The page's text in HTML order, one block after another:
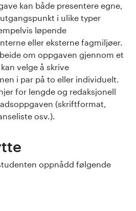
kan både presentere egne,
i ulike typer
løpende
eller eksterne fagmiljøer.
om oppgaven gjennom et
velge å skrive
i par på to eller individuelt.
for lengde og redaksjonell
(skriftformat,
osv.).
oppnådd følgende